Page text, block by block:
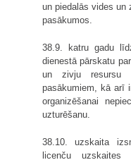
un piedalās vides un
pasākumos.
38.9. katru gadu
dienestā pārskatu
un zivju resursu
pasākumiem, kā arī
organizēšanai
uzturēšanu.
38.10. uzskaita
licenču